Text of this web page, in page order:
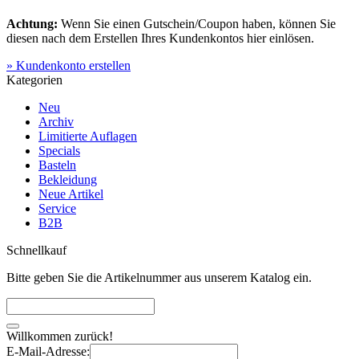
Achtung: Wenn Sie einen Gutschein/Coupon haben, können Sie
diesen nach dem Erstellen Ihres Kundenkontos hier einlösen.
» Kundenkonto erstellen
Kategorien
Neu
Archiv
Limitierte Auflagen
Specials
Basteln
Bekleidung
Neue Artikel
Service
B2B
Schnellkauf
Bitte geben Sie die Artikelnummer aus unserem Katalog ein.
Willkommen zurück!
E-Mail-Adresse: